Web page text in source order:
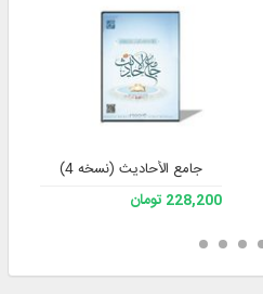
جامع الأحادیث (نسخه 4)
228,200 تومان